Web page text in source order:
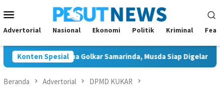
ke
kontenMobile
Advertorial Nasional Ekonomi Politik Kriminal
Konten Spesial
Ketua Golkar Samarinda, Musda Siap Digelar 8 Agustus
Beranda Advertorial DPMD KUKAR